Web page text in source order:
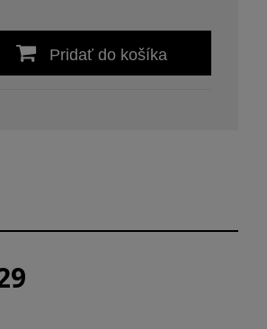
Pridať do košíka